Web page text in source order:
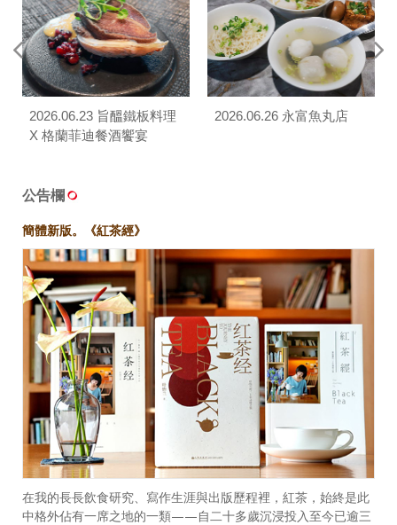
2026.06.23 旨醞鐵板料理
X 格蘭菲迪餐酒饗宴
2026.06.26 永富魚丸店
公告欄
簡體新版。《紅茶經》
在我的長長飲食研究、寫作生涯與出版歷程裡，紅茶，始終是此
中格外佔有一席之地的一類——自二十多歲沉浸投入至今已逾三